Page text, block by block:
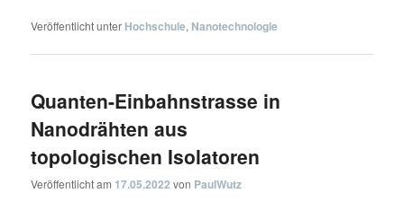
Veröffentlicht unter Hochschule, Nanotechnologie
Quanten-Einbahnstrasse in
Nanodrähten aus
topologischen Isolatoren
Veröffentlicht am 17.05.2022 von PaulWutz